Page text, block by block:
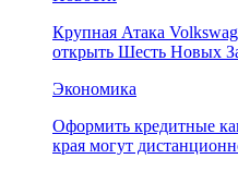
Крупная Атака
открыть Шесть Новых
Экономика
Оформить кредитные
края могут